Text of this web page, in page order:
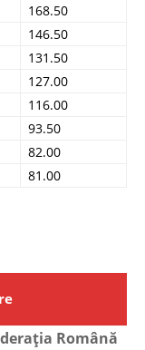
168.50
146.50
131.50
127.00
116.00
93.50
82.00
81.00
Română